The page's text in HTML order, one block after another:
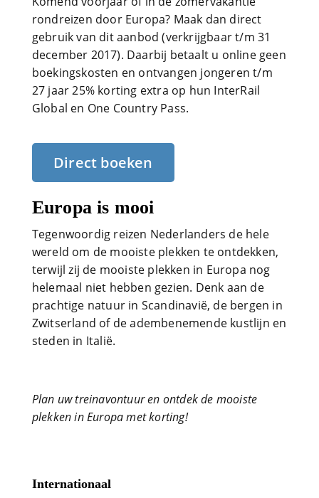
rondreizen door Europa? Maak dan direct
gebruik van dit aanbod (verkrijgbaar t/m 31
december 2017). Daarbij betaalt u online geen
boekingskosten en ontvangen jongeren t/m
27 jaar 25% korting extra op hun InterRail
Global en One Country Pass.
Direct boeken
Europa is mooi
Tegenwoordig reizen Nederlanders de hele
wereld om de mooiste plekken te ontdekken,
terwijl zij de mooiste plekken in Europa nog
helemaal niet hebben gezien. Denk aan de
prachtige natuur in Scandinavië, de bergen in
Zwitserland of de adembenemende kustlijn en
steden in Italië.
Plan uw treinavontuur en ontdek de mooiste
plekken in Europa met korting!
Internationaal